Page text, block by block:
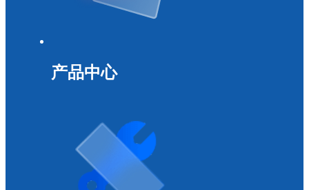
产品中心